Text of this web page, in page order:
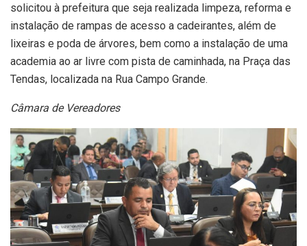
solicitou à prefeitura que seja realizada limpeza, reforma e
instalação de rampas de acesso a cadeirantes, além de
lixeiras e poda de árvores, bem como a instalação de uma
academia ao ar livre com pista de caminhada, na Praça das
Tendas, localizada na Rua Campo Grande.
Câmara de Vereadores